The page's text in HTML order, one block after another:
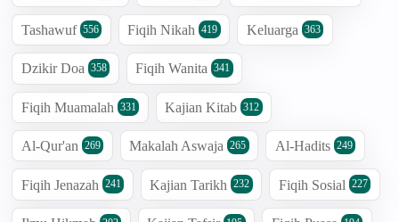
Tashawuf 556 Fiqih Nikah 419 Keluarga 363
Dzikir Doa 358 Fiqih Wanita 341
Fiqih Muamalah 331 Kajian Kitab 312
Al-Qur'an 269 Makalah Aswaja 265 Al-Hadits 249
Fiqih Jenazah 241 Kajian Tarikh 232 Fiqih Sosial 227